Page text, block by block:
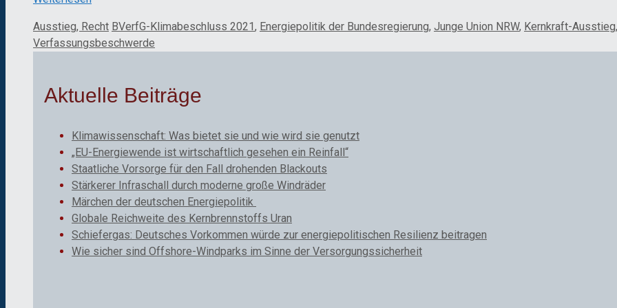
Kategorien
Ausstieg, Recht Schlagwörter
BVerfG-Klimabeschluss 2021 , Energiepolitik der Bundesregierung, Junge Union NRW, Kernkraft-Ausstieg,
Verfassungsbeschwerde
Aktuelle Beiträge
Klimawissenschaft: Was bietet sie und wie wird sie genutzt
„EU-Energiewende ist wirtschaftlich gesehen ein Reinfall“
Staatliche Vorsorge für den Fall drohenden Blackouts
Stärkerer Infraschall durch moderne große Windräder
Märchen der deutschen Energiepolitik
Globale Reichweite des Kernbrennstoffs Uran
Schiefergas: Deutsches Vorkommen würde zur energiepolitischen Resilienz beitragen
Wie sicher sind Offshore-Windparks im Sinne der Versorgungssicherheit